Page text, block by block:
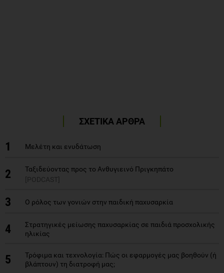
ΣΧΕΤΙΚΑ ΑΡΘΡΑ
1 Μελέτη και ενυδάτωση
2
Ταξιδεύοντας προς το Ανθυγιεινό Πριγκηπάτο
[PODCAST]
3 Ο ρόλος των γονιών στην παιδική παχυσαρκία
4
Στρατηγικές μείωσης παχυσαρκίας σε παιδιά προσχολικής
ηλικίας
5
Τρόφιμα και τεχνολογία: Πώς οι εφαρμογές μας βοηθούν (ή
βλάπτουν) τη διατροφή μας;